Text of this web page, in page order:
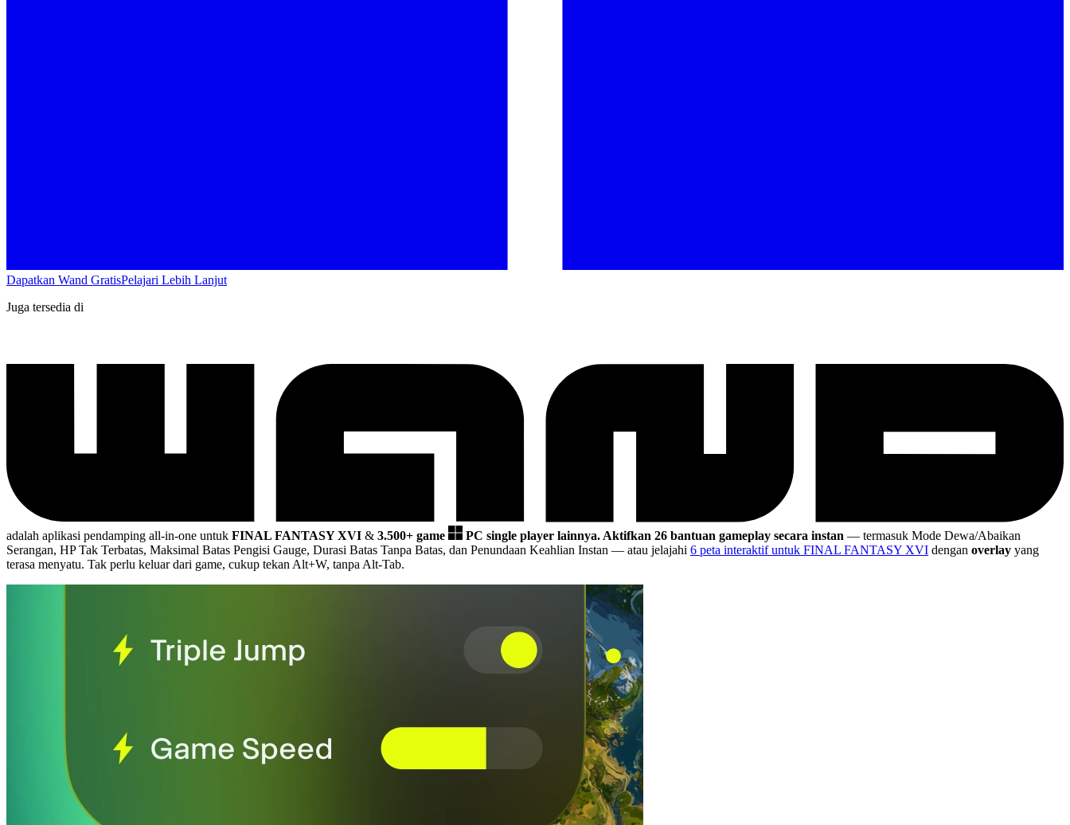
Dapatkan Wand GratisPelajari Lebih Lanjut
Juga tersedia di
adalah aplikasi pendamping all-in-one untuk FINAL FANTASY XVI & 3.500+ game PC single player lainnya. Aktifkan 26 bantuan gameplay secara instan — termasuk Mode Dewa/Abaikan
Serangan, HP Tak Terbatas, Maksimal Batas Pengisi Gauge, Durasi Batas Tanpa Batas, dan Penundaan Keahlian Instan — atau jelajahi 6 peta interaktif untuk FINAL FANTASY XVI dengan overlay yang
terasa menyatu. Tak perlu keluar dari game, cukup tekan Alt+W, tanpa Alt-Tab.